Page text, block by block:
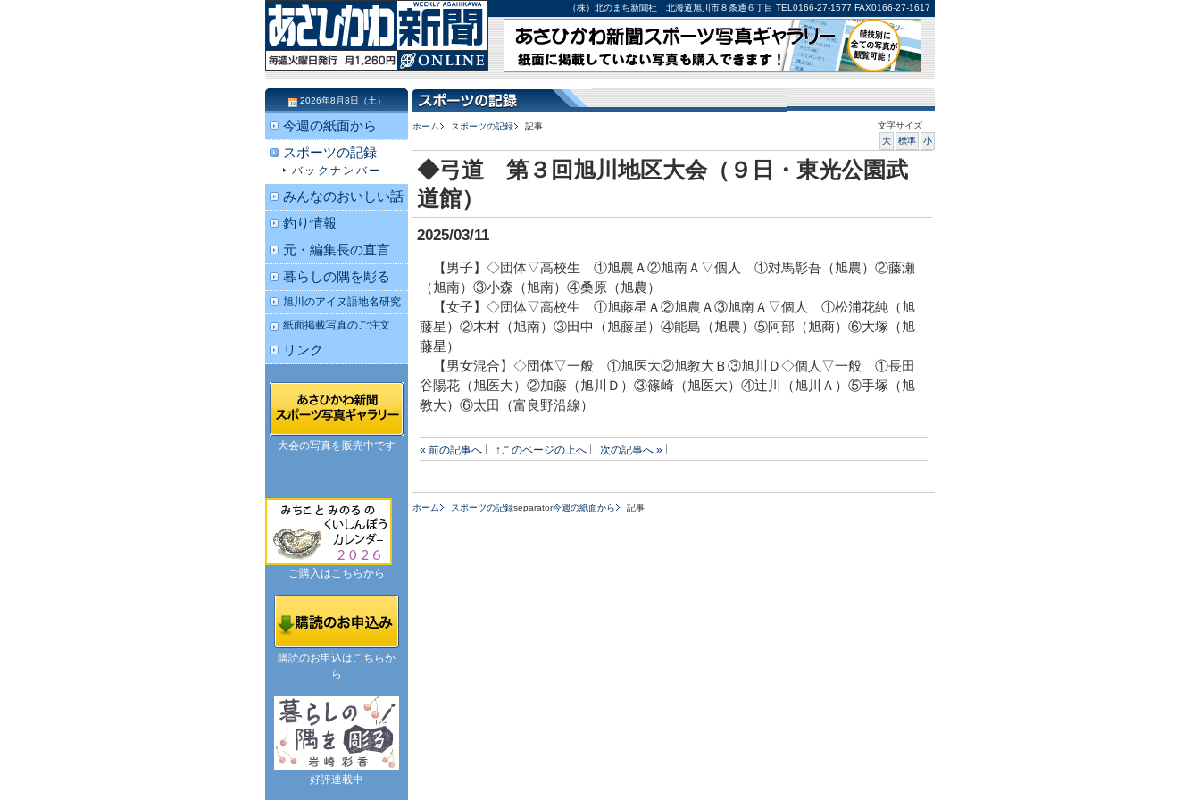
（株）北のまち新聞社 北海道旭川市８条通６丁目 TEL0166-27-1577 FAX0166-27-1617
ホーム スポーツの記録 記事
文字サイズ
大
標準 小
◆弓道 第３回旭川地区大会（９日・東光公園武
道館）
2025/03/11
【男子】◇団体▽高校生 ①旭農Ａ②旭南Ａ▽個人 ①対馬彰吾（旭農）②藤瀬
（旭南）③小森（旭南）④桑原（旭農）
【女子】◇団体▽高校生 ①旭藤星Ａ②旭農Ａ③旭南Ａ▽個人 ①松浦花純（旭
藤星）②木村（旭南）③田中（旭藤星）④能島（旭農）⑤阿部（旭商）⑥大塚（旭
藤星）
【男女混合】◇団体▽一般 ①旭医大②旭教大Ｂ③旭川Ｄ◇個人▽一般 ①長田
谷陽花（旭医大）②加藤（旭川Ｄ）③篠崎（旭医大）④辻川（旭川Ａ）⑤手塚（旭
教大）⑥太田（富良野沿線）
« 前の記事へ ↑このページの上へ 次の記事へ »
ホーム スポーツの記録separator今週の紙面から 記事
2026年8月8日（土）
今週の紙面から
スポーツの記録
バックナンバー
みんなのおいしい話
釣り情報
元・編集長の直言
暮らしの隅を彫る
旭川のアイヌ語地名研究
紙面掲載写真のご注文
リンク
大会の写真を販売中です
ご購入はこちらから
購読のお申込はこちらか
ら
好評連載中